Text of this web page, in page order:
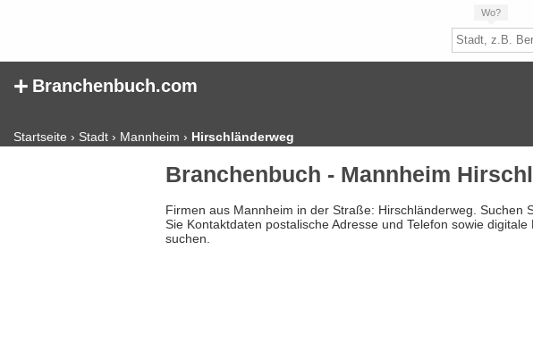
Wo?
+ Branchenbuch.com
Startseite › Stadt › Mannheim › Hirschländerweg
Branchenbuch - Mannheim
Firmen aus Mannheim in der Straße: Hirschländerweg. Suchen
Sie Kontaktdaten postalische Adresse und Telefon sowie
suchen.